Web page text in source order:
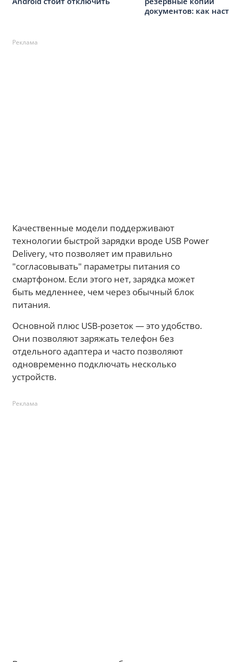
документов: как
Реклама
Качественные модели поддерживают
технологии быстрой зарядки вроде USB Power
Delivery, что позволяет им правильно
"согласовывать" параметры питания со
смартфоном. Если этого нет, зарядка может
быть медленнее, чем через обычный блок
питания.
Основной плюс USB-розеток — это удобство.
Они позволяют заряжать телефон без
отдельного адаптера и часто позволяют
одновременно подключать несколько
устройств.
Реклама